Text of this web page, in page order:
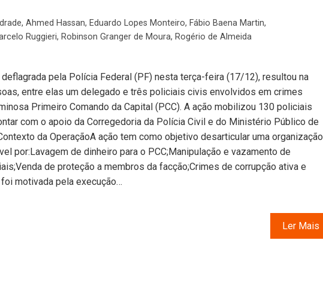
, Ahmed Hassan, Eduardo Lopes Monteiro, Fábio Baena Martin,
Ruggieri, Robinson Granger de Moura, Rogério de Almeida
deflagrada pela Polícia Federal (PF) nesta terça-feira (17/12), resultou na
entre elas um delegado e três policiais civis envolvidos em crimes
Primeiro Comando da Capital (PCC). A ação mobilizou 130 policiais
com o apoio da Corregedoria da Polícia Civil e do Ministério Público de
da OperaçãoA ação tem como objetivo desarticular uma organização
por:Lavagem de dinheiro para o PCC;Manipulação e vazamento de
de proteção a membros da facção;Crimes de corrupção ativa e
motivada pela execução…
Ler Mais